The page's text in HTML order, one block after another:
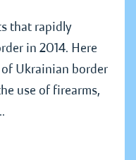
that rapidly
in 2014. Here
Ukrainian border
use of firearms,